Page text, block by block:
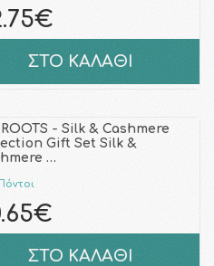
ΣΤΟ ΚΑΛΑΘΙ
- Silk & Cashmere
Gift Set Silk &
…
ΣΤΟ ΚΑΛΑΘΙ